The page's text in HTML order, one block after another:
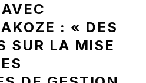
: « DES
SUR LA MISE